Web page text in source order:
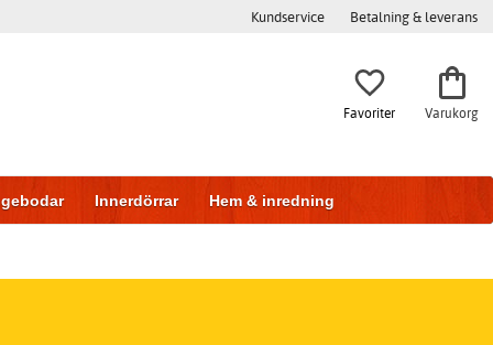
Kundservice Betalning & leverans
Favoriter Varukorg
Innerdörrar Hem & inredning